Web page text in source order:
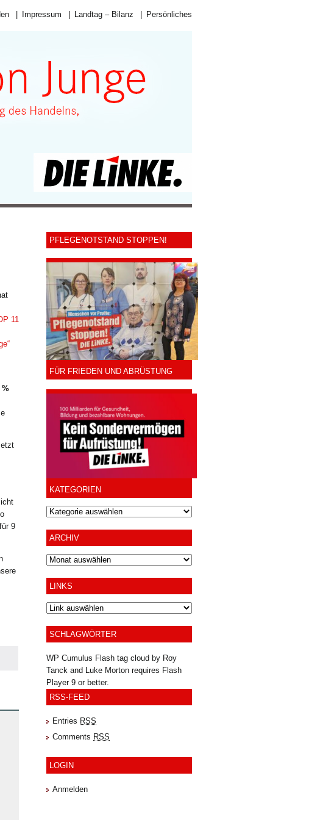
Impressum Landtag – Bilanz Persönliches
11
%
9
PFLEGENOTSTAND STOPPEN!
FÜR FRIEDEN UND ABRÜSTUNG
KATEGORIEN
ARCHIV
Archiv
LINKS
SCHLAGWÖRTER
WP Cumulus Flash tag cloud by Roy
Tanck and Luke Morton requires Flash
Player9 or better.
RSS-FEED
Entries RSS
Comments RSS
LOGIN
Anmelden